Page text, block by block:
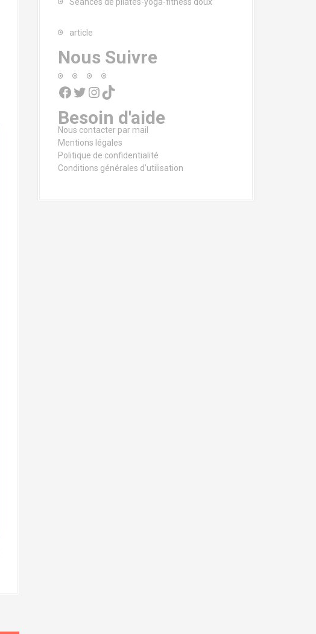
article
Nous Suivre
Facebook Twitter InstagramTikTok
Besoin d'aide
Nous contacter par mail
Mentions légales
Politique de confidentialité
Conditions générales d’utilisation